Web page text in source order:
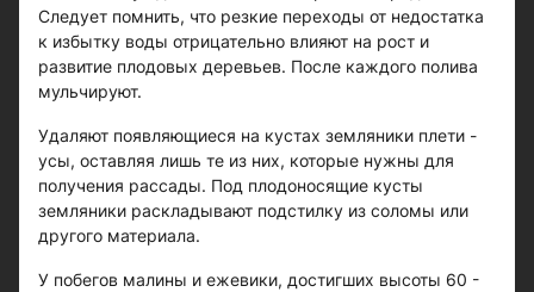
Следует помнить, что резкие переходы от недостатка
к избытку воды отрицательно влияют на рост и
развитие плодовых деревьев. После каждого полива
мульчируют.
Удаляют появляющиеся на кустах земляники плети -
усы, оставляя лишь те из них, которые нужны для
получения рассады. Под плодоносящие кусты
земляники раскладывают подстилку из соломы или
другого материала.
У побегов малины и ежевики, достигших высоты 60 -